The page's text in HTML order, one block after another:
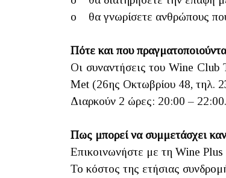
o θα γνωρίσετε ανθρώπους που
Πότε και που
Οι συναντήσεις του Wine Club
Met (26ης Οκτωβρίου 48, τηλ.
Διαρκούν 2 ώρες: 20:00 – 22:00.
Πως μπορεί να συμμετάσχει
Επικοινωνήστε με τη Wine
Το κόστος της ετήσιας